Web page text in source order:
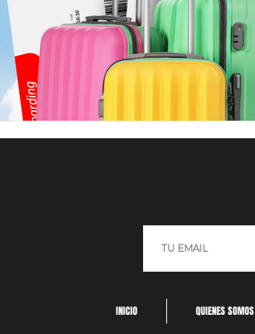
INICIO QUIENES SOMOS